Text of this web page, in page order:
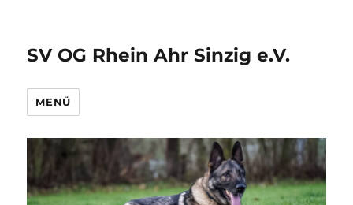
SV OG Rhein Ahr Sinzig e.V.
MENÜ